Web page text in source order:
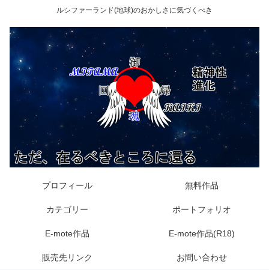
ルシファーランド(地球)のおかしさに気づくべき
プロフィール 無料作品
カテゴリー ポートフォリオ
E-mote作品 E-mote作品(R18)
販売先リンク お問い合わせ